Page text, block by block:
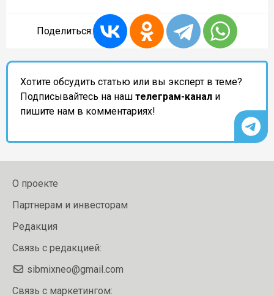
Поделиться:
Хотите обсудить статью или вы эксперт в теме?
Подписывайтесь на наш телеграм-канал и
пишите нам в комментариях!
О проекте
Партнерам и инвесторам
Редакция
Связь с редакцией:
sibmixneo@gmail.com
Связь с маркетингом: